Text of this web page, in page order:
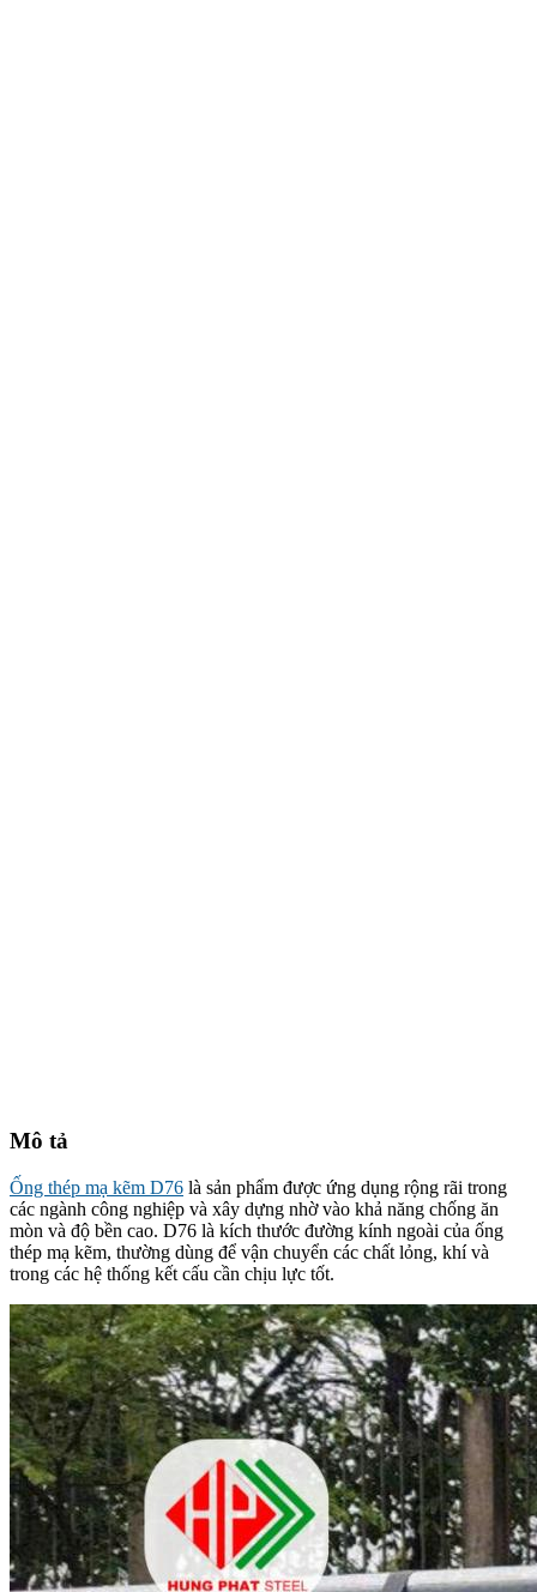
Mô tả
Ống thép mạ kẽm D76 là sản phẩm được ứng dụng rộng rãi trong
các ngành công nghiệp và xây dựng nhờ vào khả năng chống ăn
mòn và độ bền cao. D76 là kích thước đường kính ngoài của ống
thép mạ kẽm, thường dùng để vận chuyển các chất lỏng, khí và
trong các hệ thống kết cấu cần chịu lực tốt.